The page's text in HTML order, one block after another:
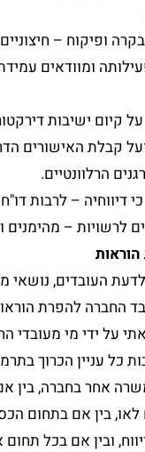
בקרה ופיקוח –
ומוודאים
קיום ישיבות
קבלת האישורים
הרלוונטיים.
דיווחיה – לרבות
לרשויות – מהימנים
העובדים, נושאי
החברה להפרת
על ידי מי מעובדי
כל עניין הכרוך
אחר בחברה, בין
לאו, בין אם בתחום
ובין אם בכל תחום